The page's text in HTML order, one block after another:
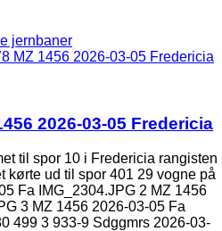
jernbaner
MZ 1456 2026-03-05 Fredericia
2026-03-05 Fredericia
til spor 10 i Fredericia rangisten
kørte ud til spor 401 29 vogne på
Fa IMG_2304.JPG 2 MZ 1456
3 MZ 1456 2026-03-05 Fa
499 3 933-9 Sdggmrs 2026-03-